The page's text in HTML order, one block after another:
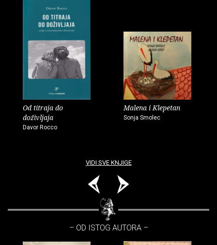
Od titraja do
doživljaja
Davor Rocco
Malena i Klepetan
Sonja Smolec
VIDI SVE KNJIGE
– OD ISTOG AUTORA –